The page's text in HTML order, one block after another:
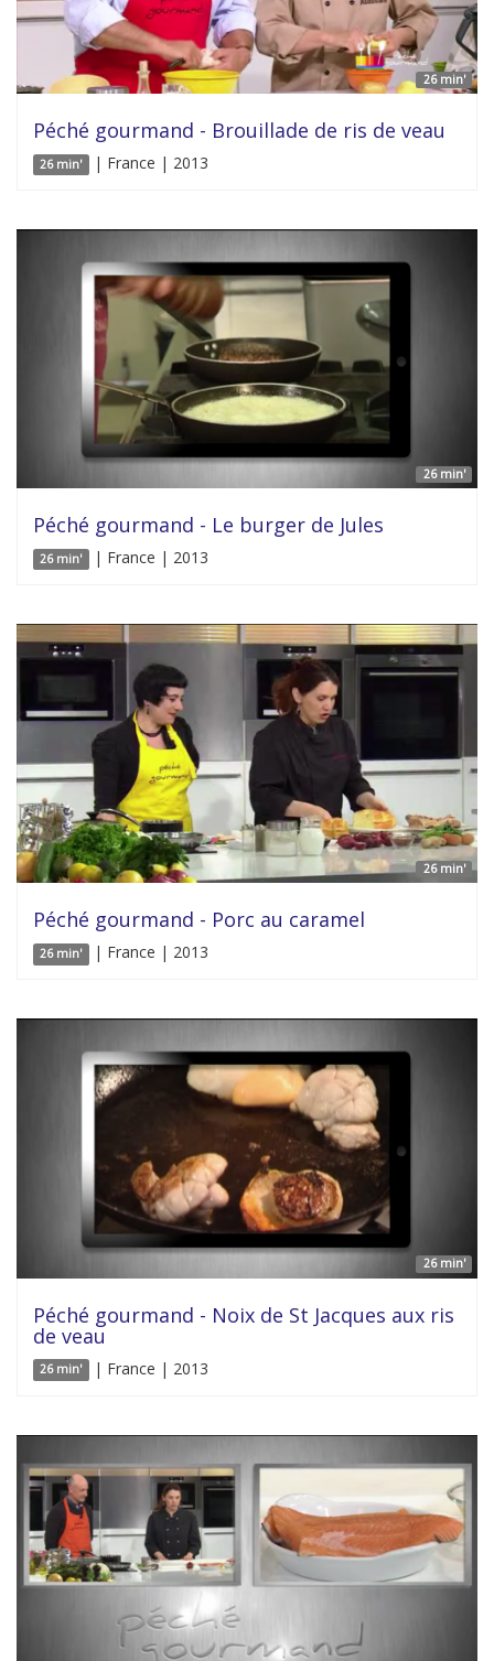
26 min'
Péché gourmand - Brouillade de ris de veau
26 min' | France | 2013
26 min'
Péché gourmand - Le burger de Jules
26 min' | France | 2013
26 min'
Péché gourmand - Porc au caramel
26 min' | France | 2013
26 min'
Péché gourmand - Noix de St Jacques aux ris
de veau
26 min' | France | 2013